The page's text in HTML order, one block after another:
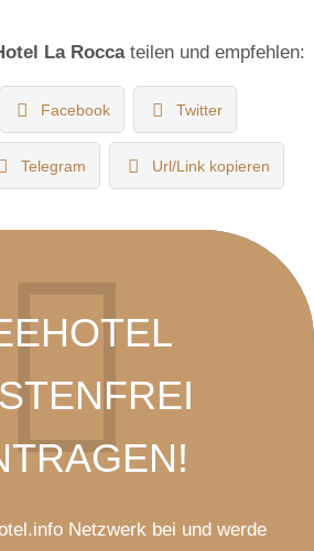
La Roccateilen und empfehlen:
Facebook Twitter
Telegram Url/Link kopieren
Netzwerk bei und werde